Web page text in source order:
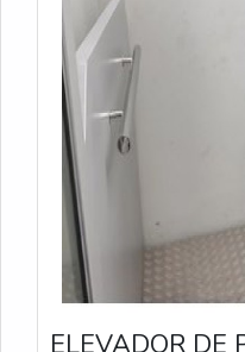
ELEVADOR DE